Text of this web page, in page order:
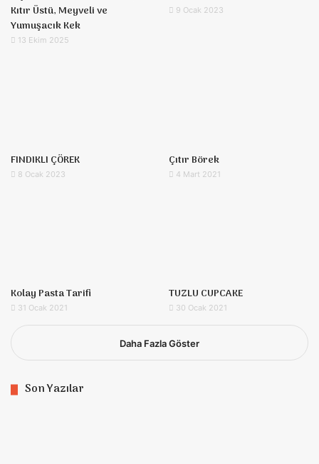
Kıtır Üstü, Meyveli ve
Yumuşacık Kek
13 Ekim 2025
9 Ocak 2023
FINDIKLI ÇÖREK
8 Ocak 2023
Çıtır Börek
4 Mart 2021
Kolay Pasta Tarifi
31 Ocak 2021
TUZLU CUPCAKE
30 Ocak 2021
Daha Fazla Göster
Son Yazılar